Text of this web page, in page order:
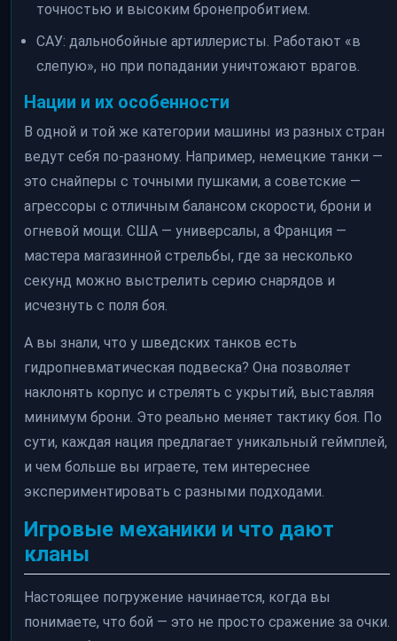
точностью и высоким бронепробитием.
САУ: дальнобойные артиллеристы. Работают «в
слепую», но при попадании уничтожают врагов.
Нации и их особенности
В одной и той же категории машины из разных стран
ведут себя по-разному. Например, немецкие танки —
это снайперы с точными пушками, а советские —
агрессоры с отличным балансом скорости, брони и
огневой мощи. США — универсалы, а Франция —
мастера магазинной стрельбы, где за несколько
секунд можно выстрелить серию снарядов и
исчезнуть с поля боя.
А вы знали, что у шведских танков есть
гидропневматическая подвеска? Она позволяет
наклонять корпус и стрелять с укрытий, выставляя
минимум брони. Это реально меняет тактику боя. По
сути, каждая нация предлагает уникальный геймплей,
и чем больше вы играете, тем интереснее
экспериментировать с разными подходами.
Игровые механики и что дают
кланы
Настоящее погружение начинается, когда вы
понимаете, что бой — это не просто сражение за очки.